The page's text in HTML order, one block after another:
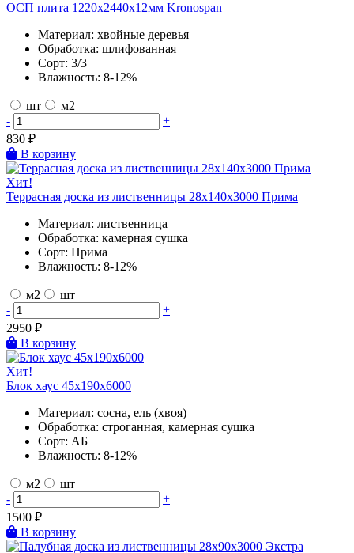
ОСП плита 1220х2440х12мм Kronospan
Материал: хвойные деревья
Обработка: шлифованная
Сорт: 3/3
Влажность: 8-12%
шт
м2
-
+
830 ₽
В корзину
Хит!
Террасная доска из лиственницы 28х140х3000 Прима
Материал: лиственница
Обработка: камерная сушка
Сорт: Прима
Влажность: 8-12%
м2
шт
-
+
2950 ₽
В корзину
Хит!
Блок хаус 45х190х6000
Материал: сосна, ель (хвоя)
Обработка: строганная, камерная сушка
Сорт: АБ
Влажность: 8-12%
м2
шт
-
+
1500 ₽
В корзину